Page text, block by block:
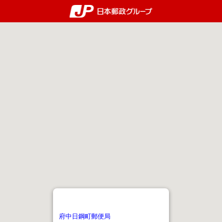
郵便局・日本郵政グループ
府中日鋼町郵便局